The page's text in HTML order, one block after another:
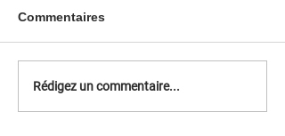
Commentaires
Rédigez un commentaire...